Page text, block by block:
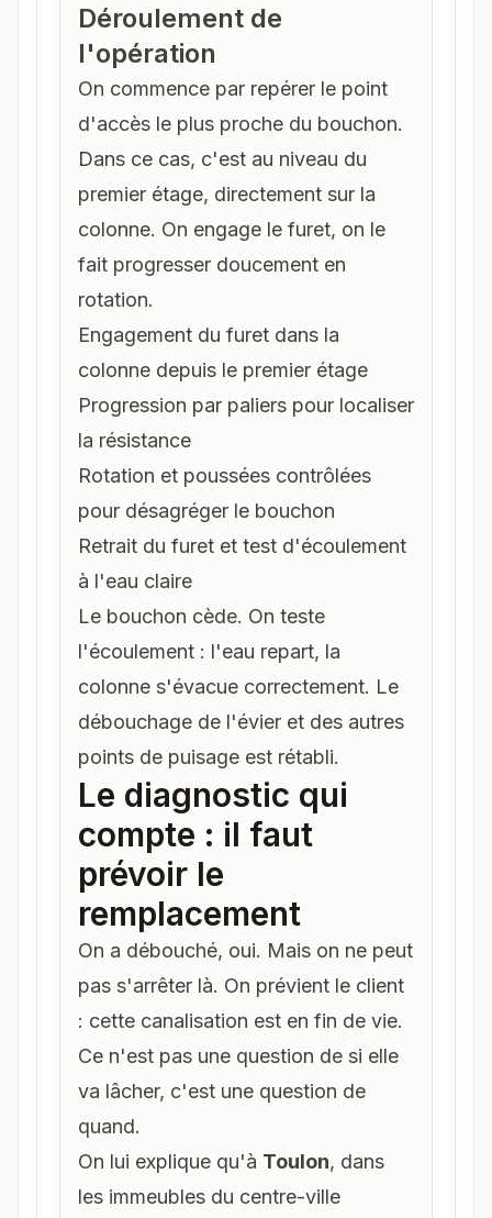
Déroulement de
l'opération
On commence par repérer le point
d'accès le plus proche du bouchon.
Dans ce cas, c'est au niveau du
premier étage, directement sur la
colonne. On engage le furet, on le
fait progresser doucement en
rotation.
Engagement du furet dans la
colonne depuis le premier étage
Progression par paliers pour localiser
la résistance
Rotation et poussées contrôlées
pour désagréger le bouchon
Retrait du furet et test d'écoulement
à l'eau claire
Le bouchon cède. On teste
l'écoulement : l'eau repart, la
colonne s'évacue correctement. Le
débouchage de l'évier et des autres
points de puisage est rétabli.
Le diagnostic qui
compte : il faut
prévoir le
remplacement
On a débouché, oui. Mais on ne peut
pas s'arrêter là. On prévient le client
: cette canalisation est en fin de vie.
Ce n'est pas une question de si elle
va lâcher, c'est une question de
quand.
On lui explique qu'à Toulon, dans
les immeubles du centre-ville